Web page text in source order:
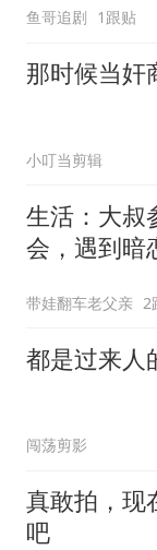
鱼哥追剧 1跟贴
那时候当奸
小叮当剪辑
生活：大叔
会，遇到暗
带娃翻车老父亲 2
都是过来人
闯荡剪影
真敢拍，现
吧